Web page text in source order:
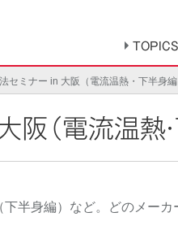
TOPICS
セミナー in 大阪（電流温熱・下半身編
（電流温熱・
半身編）など。どのメー